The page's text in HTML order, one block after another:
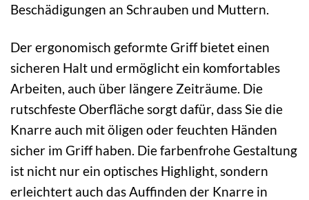
Beschädigungen an Schrauben und Muttern.
Der ergonomisch geformte Griff bietet einen
sicheren Halt und ermöglicht ein komfortables
Arbeiten, auch über längere Zeiträume. Die
rutschfeste Oberfläche sorgt dafür, dass Sie die
Knarre auch mit öligen oder feuchten Händen
sicher im Griff haben. Die farbenfrohe Gestaltung
ist nicht nur ein optisches Highlight, sondern
erleichtert auch das Auffinden der Knarre in